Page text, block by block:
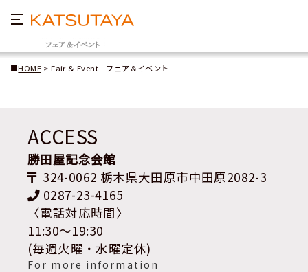
■HOME > Fair & Event｜フェア＆イベント
ACCESS
勝田屋記念会館
324-0062 栃木県大田原市中田原2082-3
0287-23-4165
〈電話対応時間〉
11:30～19:30
(毎週火曜・水曜定休)
For more information